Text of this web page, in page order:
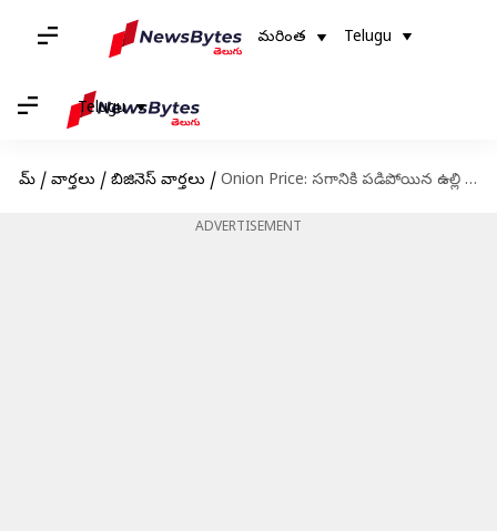
మరింత Telugu
Telugu
హోమ్ / వార్తలు / బిజినెస్ వార్తలు / Onion Price: సగానికి పడిపోయిన ఉల్లి ధర.. సంతోషంలో కస్ట‌మర్స్.. బాధలో రైతులు
ADVERTISEMENT